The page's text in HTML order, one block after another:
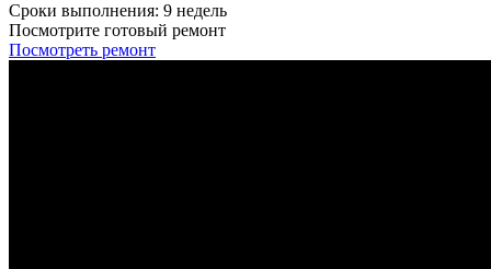
Сроки выполнения: 9 недель
Посмотрите готовый ремонт
Посмотреть ремонт